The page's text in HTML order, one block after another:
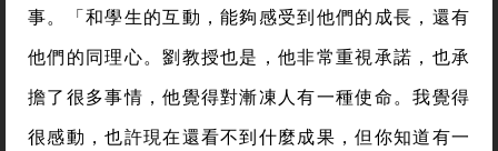
事。「和學生的互動，能夠感受到他們的成長，還有
他們的同理心。劉教授也是，他非常重視承諾，也承
擔了很多事情，他覺得對漸凍人有一種使命。我覺得
很感動，也許現在還看不到什麼成果，但你知道有一